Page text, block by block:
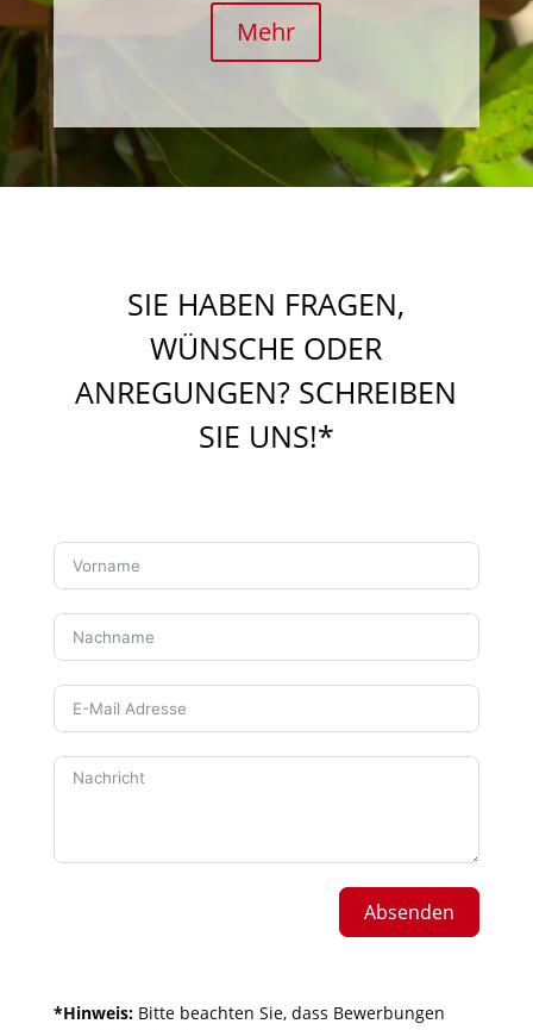
Mehr
SIE HABEN FRAGEN,
WÜNSCHE ODER
ANREGUNGEN? SCHREIBEN
SIE UNS!*
Absenden
*Hinweis: Bitte beachten Sie, dass Bewerbungen